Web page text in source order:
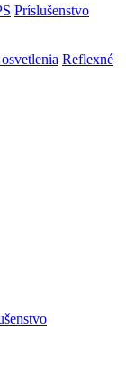
Príslušenstvo
Reflexné